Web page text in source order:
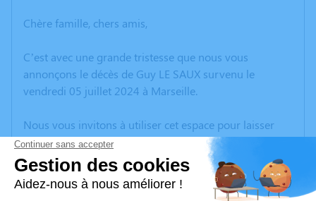
Chère famille, chers amis,
C’est avec une grande tristesse que nous vous
annonçons le décès de Guy LE SAUX survenu le
vendredi 05 juillet 2024 à Marseille.
Nous vous invitons à utiliser cet espace pour laisser
vos condoléances, partager des photos souvenirs, une
anecdote ou exprimer vos pensées à travers des
poèmes ou des textes. Cet endroit est un lieu
d'expression dédié à honorer la mémoire de Guy LE